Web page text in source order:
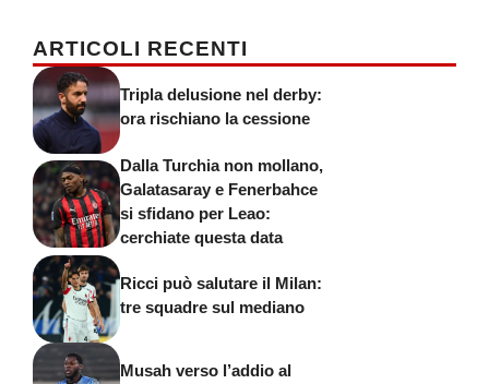
ARTICOLI RECENTI
Tripla delusione nel derby:
ora rischiano la cessione
Dalla Turchia non mollano,
Galatasaray e Fenerbahce
si sfidano per Leao:
cerchiate questa data
Ricci può salutare il Milan:
tre squadre sul mediano
Musah verso l’addio al